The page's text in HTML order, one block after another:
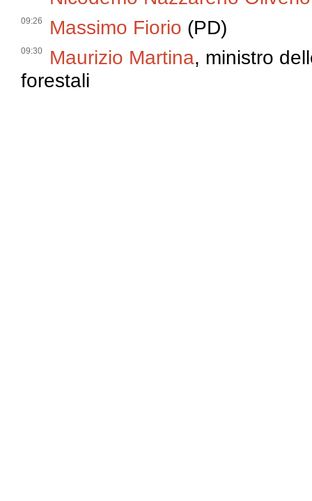
09:26 Massimo Fiorio (PD)
09:30 Maurizio Martina, ministro
forestali